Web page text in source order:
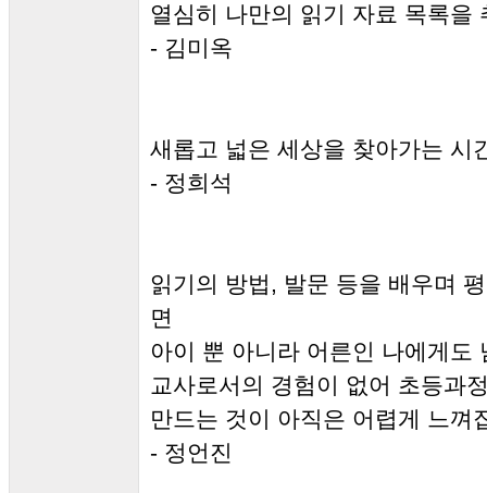
열심히 나만의 읽기 자료 목록을
- 김미옥
새롭고 넓은 세상을 찾아가는 시
- 정희석
읽기의 방법, 발문 등을 배우며
면
아이 뿐 아니라 어른인 나에게
교사로서의 경험이 없어 초등과
만드는 것이 아직은 어렵게 느껴
- 정언진